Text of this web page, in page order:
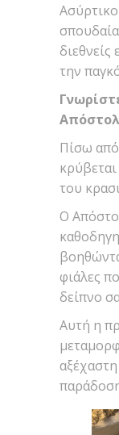
διεθνείς
την
Πίσω από
του
Ο
φιάλες
δείπνο
Αυτή η